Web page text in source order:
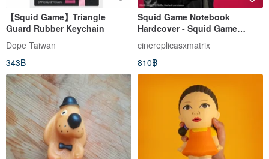
【Squid Game】Triangle
Guard Rubber Keychain
Dope Taiwan
343฿
Squid Game Notebook
Hardcover - Squid Game
Coffin
cinereplicasxmatrix
810฿